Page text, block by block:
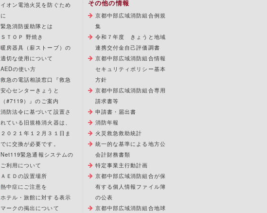
イオン電池火災を防ぐため
に
緊急消防援助隊とは
ＳＴＯＰ 野焼き
暖房器具（薪ストーブ）の
適切な使用について
AEDの使い方
救急の電話相談窓口『救急
安心センターきょうと
（#7119）』のご案内
消防法令に基づいて設置さ
れている旧規格消火器は、
２０２１年１２月３１日ま
でに交換が必要です。
Net119緊急通報システムの
ご利用について
ＡＥＤの設置場所
熱中症にご注意を
ホテル・旅館に対する表示
マークの掲出について
その他の情報
京都中部広域消防組合例規
集
令和７年度 きょうと地域
連携交付金自己評価調書
京都中部広域消防組合情報
セキュリティポリシー基本
方針
京都中部広域消防組合専用
請求書等
申請書・届出書
消防年報
火災救急救助統計
統一的な基準による地方公
会計財務書類
特定事業主行動計画
京都中部広域消防組合が保
有する個人情報ファイル簿
の公表
京都中部広域消防組合地球